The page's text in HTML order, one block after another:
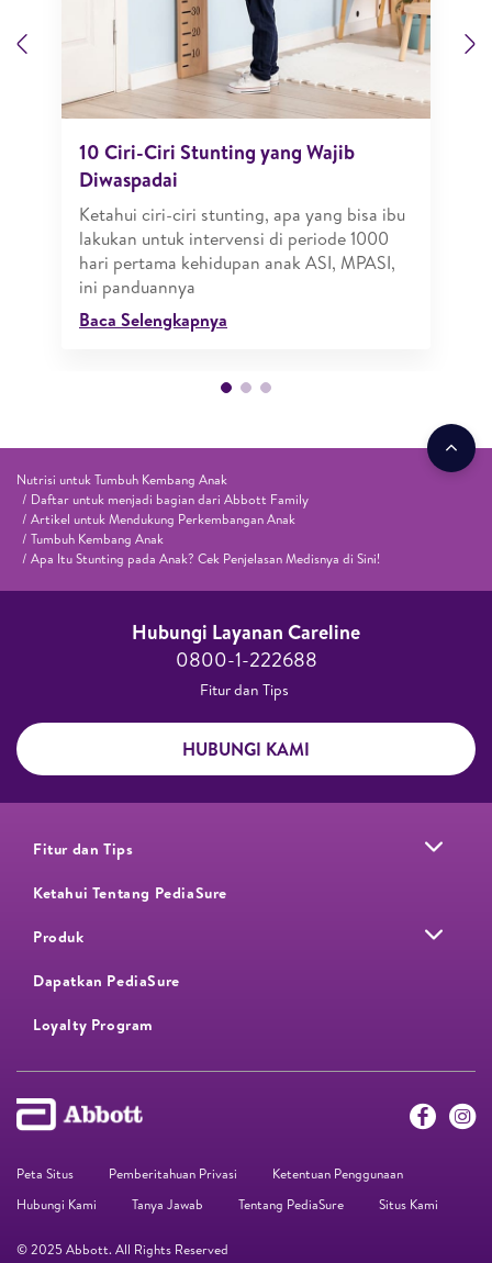
10 Ciri-Ciri Stunting yang Wajib
Diwaspadai
Ketahui ciri-ciri stunting, apa yang bisa ibu
lakukan untuk intervensi di periode 1000
hari pertama kehidupan anak ASI, MPASI,
ini panduannya
Baca Selengkapnya
Nutrisi untuk Tumbuh Kembang Anak
Daftar untuk menjadi bagian dari Abbott Family
Artikel untuk Mendukung Perkembangan Anak
Tumbuh Kembang Anak
Apa Itu Stunting pada Anak? Cek Penjelasan Medisnya di Sini!
Hubungi Layanan Careline​
0800-1-222688​
Fitur dan Tips ​
HUBUNGI KAMI
Fitur dan Tips
Ketahui Tentang PediaSure
Produk
Dapatkan PediaSure
Loyalty Program​
Peta Situs Pemberitahuan Privasi
Ketentuan Penggunaan
Hubungi Kami
Tanya Jawab Tentang PediaSure Situs Kami
© 2025 Abbott. All Rights Reserved